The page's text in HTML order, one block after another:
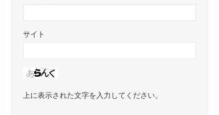
サイト
上に表示された文字を入力してください。